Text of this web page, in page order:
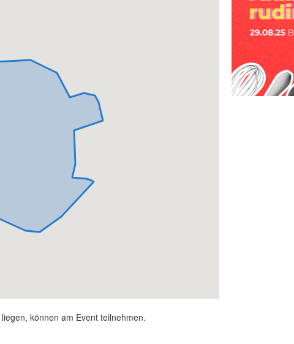
können am Event teilnehmen.